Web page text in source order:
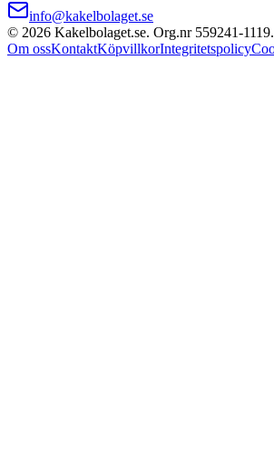
info@kakelbolaget.se
© 2026 Kakelbolaget.se. Org.nr 559241‑1119.
Om ossKontaktKöpvillkorIntegritetspolicy